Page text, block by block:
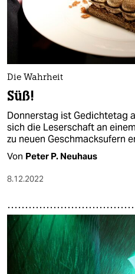
Die Wahrheit
Süß!
Donnerstag ist Gedichtetag
sich die Leserschaft an
zu neuen Geschmacksufern
Von Peter P. Neuhaus
8.12.2022